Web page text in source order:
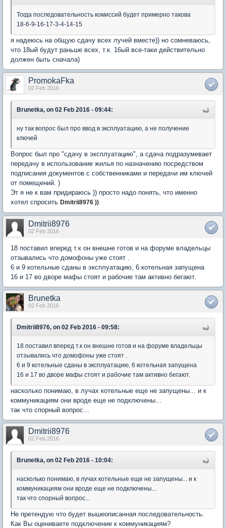
Тогда последовательность комиссий будет примерно такова
18-6-9-16-17-3-4-14-15
я надеюсь на общую сдачу всех лучей вместе)) но сомневаюсь,
что 18ый будут раньше всех, т.к. 16ый все-таки действительно
должен быть сначала)
PromokaFka
02 Feb 2016
Brunetka, on 02 Feb 2016 - 09:44:
ну так вопрос был про ввод в эксплуатацию, а не получение
ключей
Вопрос был про "сдачу в эксплуатацию", а сдача подразумевает
передачу в использование жилья по назначению посредством
подписания документов с собственниками и передачи им ключей
от помещений. )
Эт я не к вам придираюсь )) просто надо понять, что именно
хотел спросить Dmitrii8976 ))
Dmitrii8976
02 Feb 2016
18 поставил вперед т.к он внешне готов и на форуме владельцы
отзывались что домофоны уже стоят .
6 и 9 котельные сданы в эксплуатацию, 6 котельная запущена
16 и 17 во дворе мафы стоят и рабочие там активно бегают.
Brunetka
02 Feb 2016
Dmitrii8976, on 02 Feb 2016 - 09:58:
18 поставил вперед т.к он внешне готов и на форуме владельцы
отзывались что домофоны уже стоят .
6 и 9 котельные сданы в эксплуатацию, 6 котельная запущена
16 и 17 во дворе мафы стоят и рабочие там активно бегают.
насколько понимаю, в лучах котельные еще не запущены... и к
коммуникациям они вроде еще не подключены...
так что спорный вопрос...
Dmitrii8976
02 Feb 2016
Brunetka, on 02 Feb 2016 - 10:04:
насколько понимаю, в лучах котельные еще не запущены... и к
коммуникациям они вроде еще не подключены...
так что спорный вопрос...
Не претендую что будет вышеописанная последовательность.
Как Вы оцениваете подключение к коммуникациям?